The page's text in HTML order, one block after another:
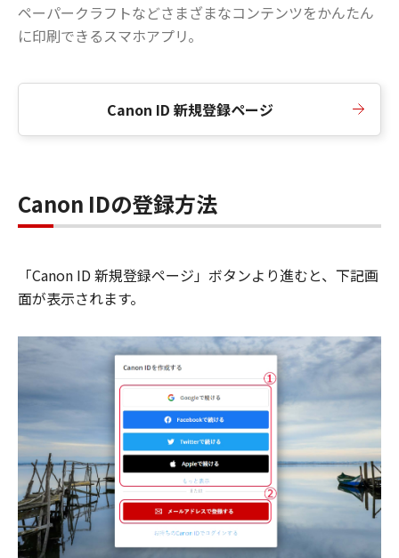
ペーパークラフトなどさまざまなコンテンツをかんたん
に印刷できるスマホアプリ。
Canon ID 新規登録ページ
Canon IDの登録方法
「Canon ID 新規登録ページ」ボタンより進むと、下記画
面が表示されます。